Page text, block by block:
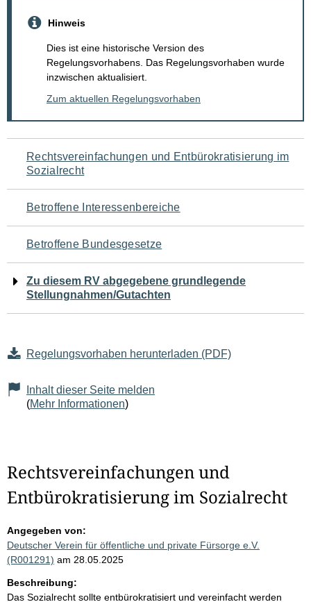
Hinweis
Dies ist eine historische Version des
Regelungsvorhabens. Das Regelungsvorhaben wurde
inzwischen aktualisiert.
Zum aktuellen Regelungsvorhaben
Navigation
für
den
Seiteninhalt
Rechtsvereinfachungen und Entbürokratisierung im
Sozialrecht
Betroffene Interessenbereiche
Betroffene Bundesgesetze
Zu diesem RV abgegebene grundlegende
Stellungnahmen/Gutachten
Regelungsvorhaben herunterladen (PDF)
Inhalt dieser Seite melden
(Mehr Informationen)
Rechtsvereinfachungen und
Entbürokratisierung im Sozialrecht
Angegeben von:
Deutscher Verein für öffentliche und private Fürsorge e.V.
(R001291) am 28.05.2025
Beschreibung:
Das Sozialrecht sollte entbürokratisiert und vereinfacht werden